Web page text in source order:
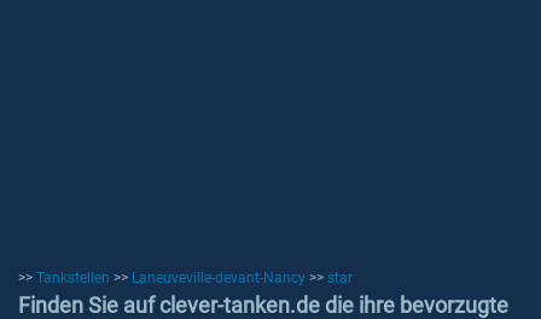
>> Tankstellen >> Laneuveville-devant-Nancy >> star
Finden Sie auf clever-tanken.de die ihre bevorzugte